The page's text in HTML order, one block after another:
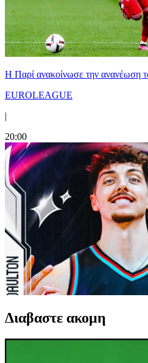
Η Παρί ανακοίνωσε την ανανέωση
EUROLEAGUE
|
20:00
Διαβαστε ακομη